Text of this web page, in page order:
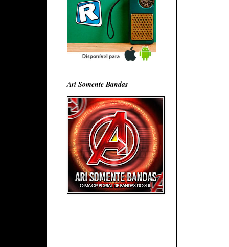
Ari Somente Bandas